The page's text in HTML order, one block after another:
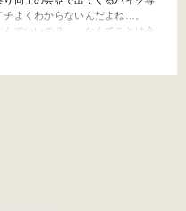
よくわからないんだよね…。
でいいの？」…なんてことは今
ドをわかりやすく解説していく
は？ &nbs…